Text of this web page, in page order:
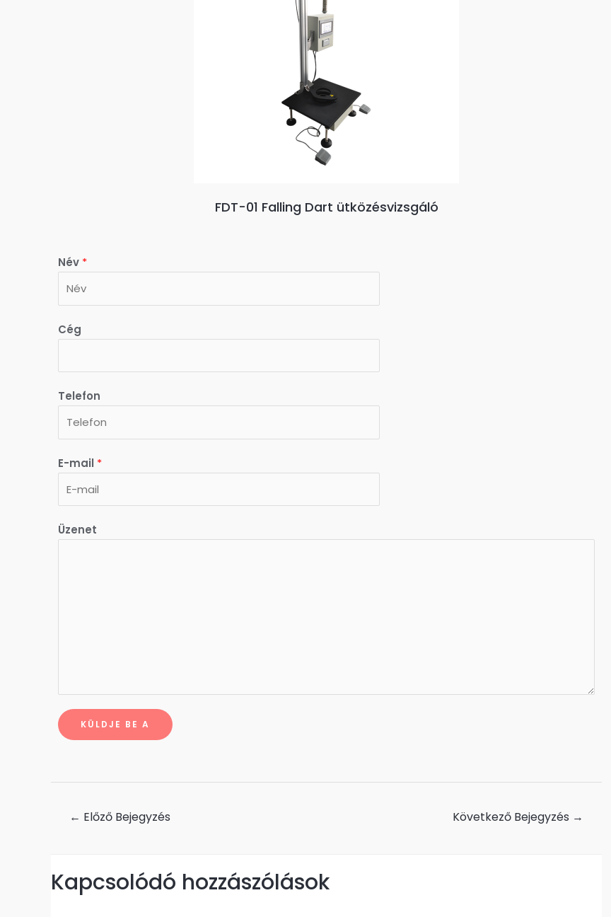
FDT-01 Falling Dart ütközésvizsgáló
Név *
Cég
Telefon
E-mail *
Üzenet
KÜLDJE BE A
← Előző Bejegyzés Következő Bejegyzés →
Kapcsolódó hozzászólások